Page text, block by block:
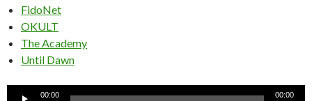
FidoNet
OKULT
The Academy
Until Dawn
Ljudspelare
00:00 00:00